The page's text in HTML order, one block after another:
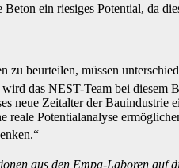
ein riesiges Potential, da
beurteilen, müssen
das NEST-Team bei diesem
Zeitalter der Bauindustrie
reale Potentialanalyse
aus den Empa-Laboren auf